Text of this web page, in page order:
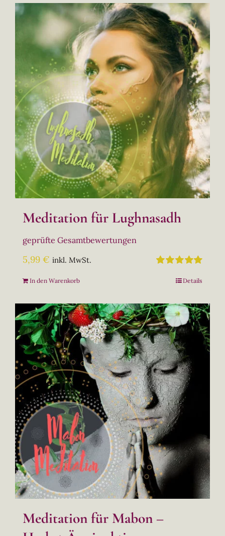
Meditation für Lughnasadh
5.00von
geprüfte Gesamtbewertungen
5,99 € inkl. MwSt.
In den Warenkorb Details
Meditation für Mabon –